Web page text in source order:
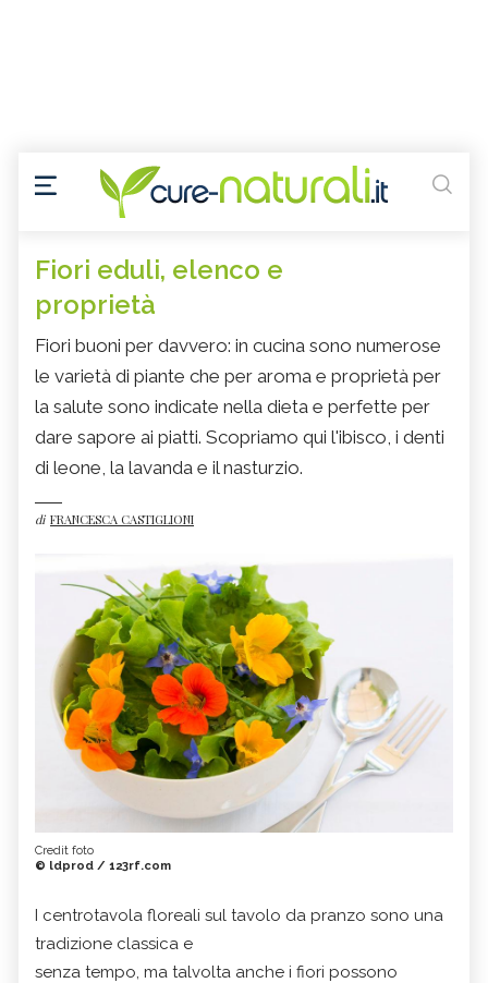
Fiori eduli, elenco e
proprietà
Fiori buoni per davvero: in cucina sono numerose
le varietà di piante che per aroma e proprietà per
la salute sono indicate nella dieta e perfette per
dare sapore ai piatti. Scopriamo qui l'ibisco, i denti
di leone, la lavanda e il nasturzio.
di FRANCESCA CASTIGLIONI
Credit foto
© ldprod / 123rf.com
I centrotavola floreali sul tavolo da pranzo sono una
tradizione classica e
senza tempo, ma talvolta anche i fiori possono